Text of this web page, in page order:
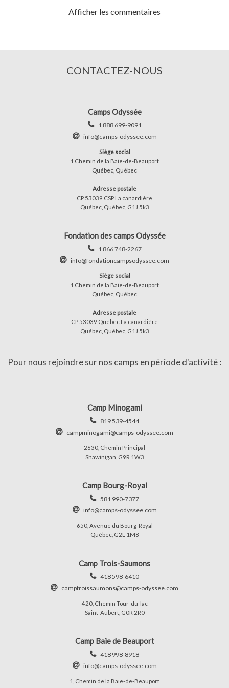
Afficher les commentaires
CONTACTEZ-NOUS
Camps Odyssée
1 888 699-9091
info@camps-odyssee.com
Siège social
1 Chemin de la Baie-de-Beauport
Québec, Québec
Adresse postale
CP 53039 CSP La canardière
Québec, Québec, G1J 5k3
Fondation des camps Odyssée
1 866 748-2267
info@fondationcampsodyssee.com
Siège social
1 Chemin de la Baie-de-Beauport
Québec, Québec
Adresse postale
CP 53039 Québec La canardière
Québec, Québec, G1J 5k3
Pour nous rejoindre sur nos camps en période d'activité :
Camp Minogami
819 539-4544
campminogami@camps-odyssee.com
2630, Chemin Principal
Shawinigan, G9R 1W3
Camp Bourg-Royal
581 990-7377
info@camps-odyssee.com
650, Avenue du Bourg-Royal
Québec, G2L 1M8
Camp Trois-Saumons
418 598-6410
camptroissaumons@camps-odyssee.com
420, Chemin Tour-du-lac
Saint-Aubert, G0R 2R0
Camp Baie de Beauport
418 998-8918
info@camps-odyssee.com
1, Chemin de la Baie-de-Beauport